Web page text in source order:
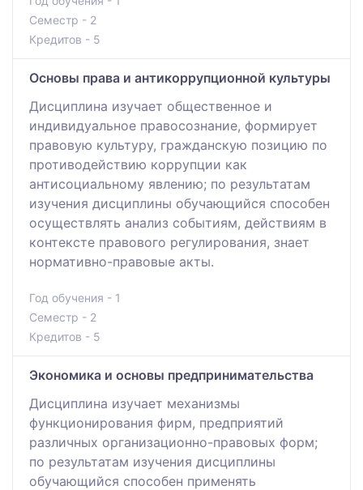
Семестр - 2
Кредитов - 5
Основы правa и антикоррупционной культуры
Дисциплина изучает общественное и
индивидуальное правосознание, формирует
правовую культуру, гражданскую позицию по
противодействию коррупции как
антисоциальному явлению; по результатам
изучения дисциплины обучающийся способен
осуществлять анализ событиям, действиям в
контексте правового регулирования, знает
нормативно-правовые акты.
Год обучения - 1
Семестр - 2
Кредитов - 5
Экономика и основы предпринимательства
Дисциплина изучает механизмы
функционирования фирм, предприятий
различных организационно-правовых форм;
по результатам изучения дисциплины
обучающийся способен применять